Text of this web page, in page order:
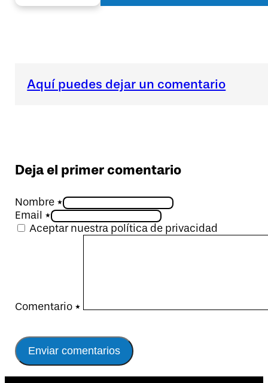
Aquí puedes dejar un comentario
Deja el primer comentario
Nombre *
Email *
Aceptar nuestra política de privacidad
Comentario *